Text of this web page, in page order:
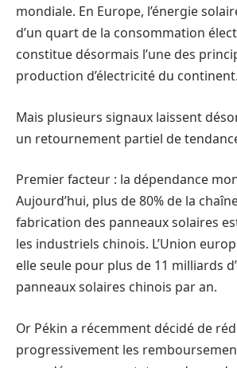
mondiale. En Europe, l’énergie
d’un quart de la consommation
constitue désormais l’une des
production d’électricité du continent.
Mais plusieurs signaux laissent
un retournement partiel de
Premier facteur : la dépendance
Aujourd’hui, plus de 80% de la
fabrication des panneaux solaires
les industriels chinois. L’Union
elle seule pour plus de 11 milliards
panneaux solaires chinois par an.
Or Pékin a récemment décidé de
progressivement les